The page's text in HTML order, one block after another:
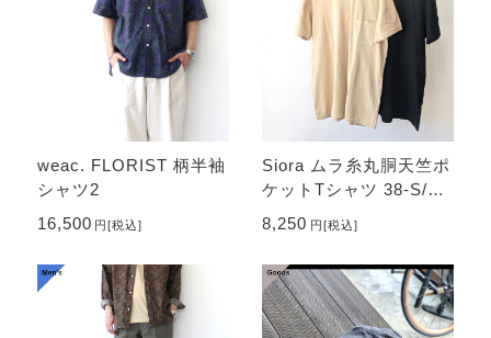
weac. FLORIST 柄半袖
シャツ2
16,500 円[税込]
Siora ムラ糸丸胴天竺ポ
ケットTシャツ 38-S/S T
ee
8,250 円[税込]